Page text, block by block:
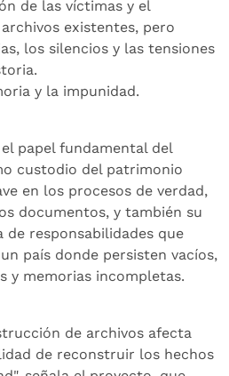
de las víctimas y el
existentes, pero
los silencios y las tensiones
y la impunidad.
papel fundamental del
custodio del patrimonio
en los procesos de verdad,
documentos, y también su
de responsabilidades que
país donde persisten vacíos,
y memorias incompletas.
de archivos afecta
de reconstruir los hechos